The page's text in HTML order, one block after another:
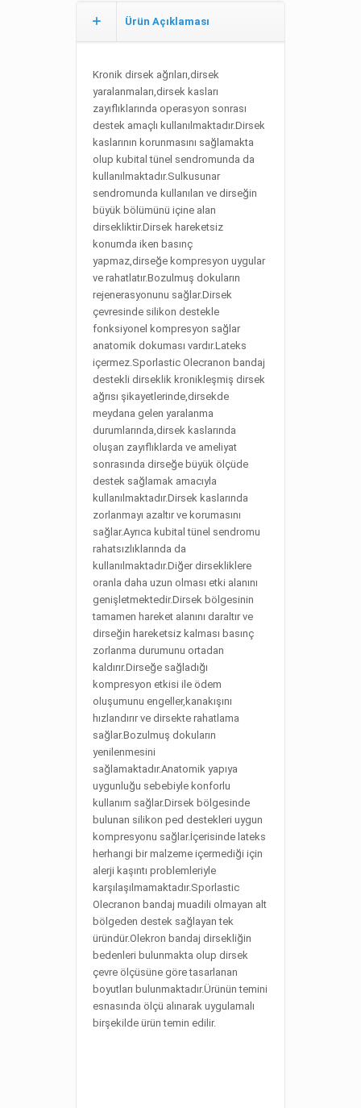
Ürün Açıklaması
Kronik dirsek ağrıları,dirsek
yaralanmaları,dirsek kasları
zayıflıklarında operasyon sonrası
destek amaçlı kullanılmaktadır.Dirsek
kaslarının korunmasını sağlamakta
olup kubital tünel sendromunda da
kullanılmaktadır.Sulkusunar
sendromunda kullanılan ve dirseğin
büyük bölümünü içine alan
dirsekliktir.Dirsek hareketsiz
konumda iken basınç
yapmaz,dirseğe kompresyon uygular
ve rahatlatır.Bozulmuş dokuların
rejenerasyonunu sağlar.Dirsek
çevresinde silikon destekle
fonksiyonel kompresyon sağlar
anatomik dokuması vardır.Lateks
içermez.Sporlastic Olecranon bandaj
destekli dirseklik kronikleşmiş dirsek
ağrısı şikayetlerinde,dirsekde
meydana gelen yaralanma
durumlarında,dirsek kaslarında
oluşan zayıflıklarda ve ameliyat
sonrasında dirseğe büyük ölçüde
destek sağlamak amacıyla
kullanılmaktadır.Dirsek kaslarında
zorlanmayı azaltır ve korumasını
sağlar.Ayrıca kubital tünel sendromu
rahatsızlıklarında da
kullanılmaktadır.Diğer dirsekliklere
oranla daha uzun olması etki alanını
genişletmektedir.Dirsek bölgesinin
tamamen hareket alanını daraltır ve
dirseğin hareketsiz kalması basınç
zorlanma durumunu ortadan
kaldırır.Dirseğe sağladığı
kompresyon etkisi ile ödem
oluşumunu engeller,kanakışını
hızlandırır ve dirsekte rahatlama
sağlar.Bozulmuş dokuların
yenilenmesini
sağlamaktadır.Anatomik yapıya
uygunluğu sebebiyle konforlu
kullanım sağlar.Dirsek bölgesinde
bulunan silikon ped destekleri uygun
kompresyonu sağlar.İçerisinde lateks
herhangi bir malzeme içermediği için
alerji kaşıntı problemleriyle
karşılaşılmamaktadır.Sporlastic
Olecranon bandaj muadili olmayan alt
bölgeden destek sağlayan tek
üründür.Olekron bandaj dirsekliğin
bedenleri bulunmakta olup dirsek
çevre ölçüsüne göre tasarlanan
boyutları bulunmaktadır.Ürünün temini
esnasında ölçü alınarak uygulamalı
birşekilde ürün temin edilir.